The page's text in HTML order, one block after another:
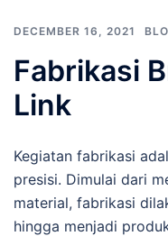
DECEMBER 16, 2021
Fabrikasi
Link
Kegiatan fabrikasi
presisi. Dimulai dari
material, fabrikasi
hingga menjadi